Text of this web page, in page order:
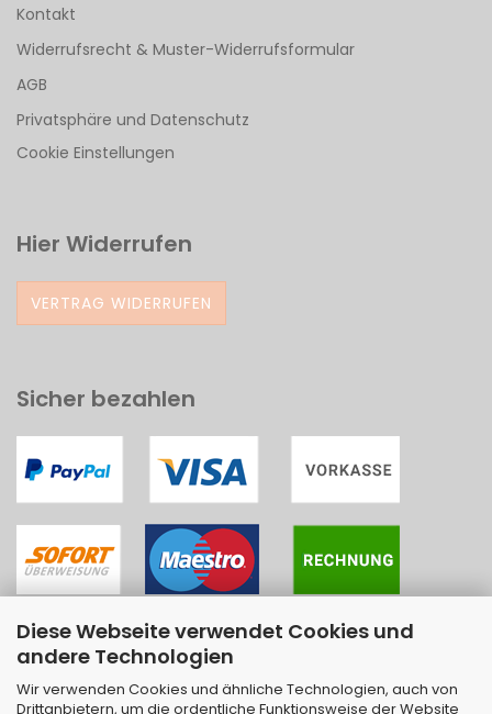
Diese Webseite verwendet Cookies und
andere Technologien
Wir verwenden Cookies und ähnliche Technologien, auch von
Drittanbietern, um die ordentliche Funktionsweise der Website
Kontakt
Widerrufsrecht & Muster-Widerrufsformular
AGB
Privatsphäre und Datenschutz
Cookie Einstellungen
Hier Widerrufen
VERTRAG WIDERRUFEN
Sicher bezahlen